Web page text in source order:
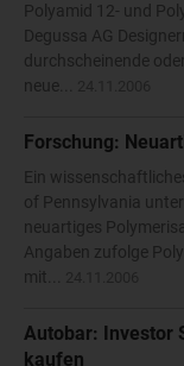
Polyamid 12- und
Degussa AG
durchscheinende
neue...
Forschung:
Ein
of Pennsylvania
neuartiges
Angaben zufolge
mit...
Autobar: Investor
kaufen